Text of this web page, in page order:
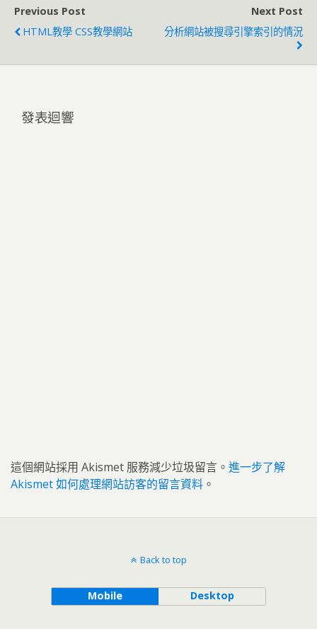
Previous Post
HTML教學 CSS教學網站
Next Post
分析網站被搜尋引擎索引的情況
發表迴響
這個網站採用 Akismet 服務減少垃圾留言。 進一步了解
Akismet 如何處理網站訪客的留言資料 。
Back to top
Mobile Desktop